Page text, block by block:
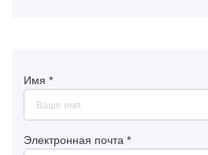
Имя *
Электронная почта *